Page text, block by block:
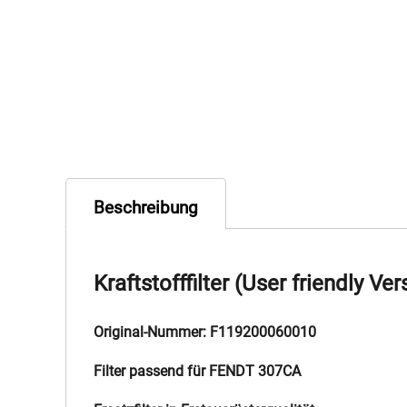
Beschreibung
Kraftstofffilter (User friendly
Original-Nummer: F119200060010
Filter passend für FENDT 307CA